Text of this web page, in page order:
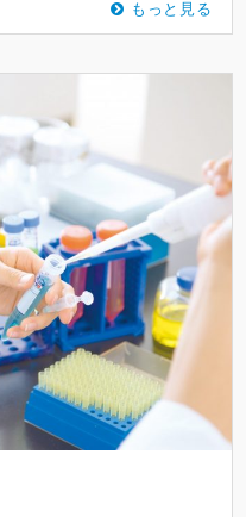
もっと見る